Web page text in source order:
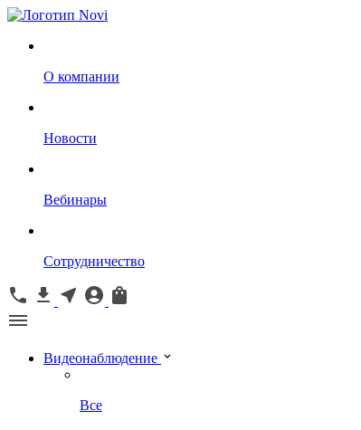
О компании
Новости
Вебинары
Сотрудничество
Видеонаблюдение
Все